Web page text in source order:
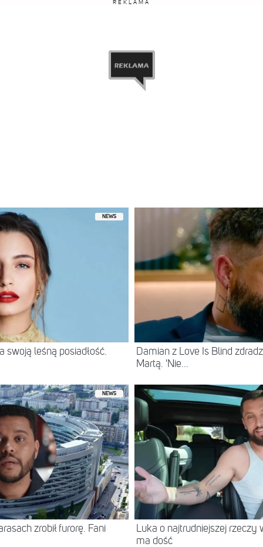
REKLAMA
NEWS
leśną posiadłość.
Damian z Love Is Blind
Martą. 'Nie...
NEWS
zrobił furorę. Fani
Luka o najtrudniejszej rzeczy
ma dość